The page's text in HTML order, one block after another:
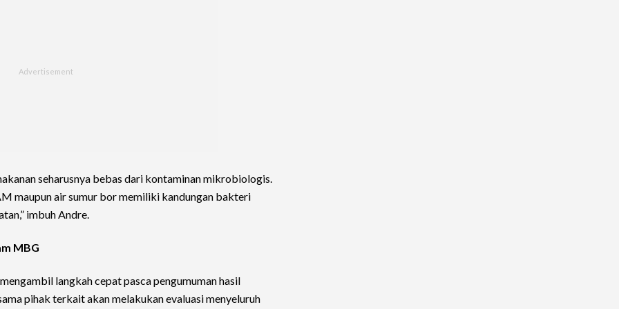
seharusnya bebas dari kontaminan mikrobiologis.
maupun air sumur bor memiliki kandungan bakteri
imbuh Andre.
MBG
langkah cepat pasca pengumuman hasil
pihak terkait akan melakukan evaluasi menyeluruh